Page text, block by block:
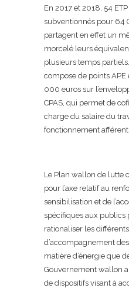
En 2017 et 2018, 54
subventionnés pour 64
partagent en effet un
morcelé leurs
plusieurs temps
compose de points APE
000 euros sur
CPAS, qui permet de
charge du salaire du
fonctionnement
Le Plan wallon de lutte
pour l’axe relatif au
sensibilisation et de
spécifiques aux publics
rationaliser les
d’accompagnement
matière d’énergie que
Gouvernement wallon
de dispositifs visant à